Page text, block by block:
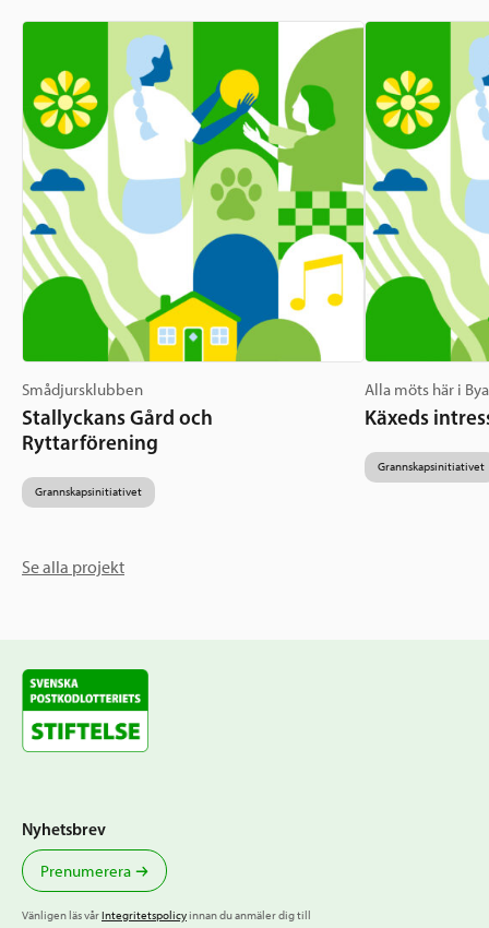
Smådjursklubben
Stallyckans Gård och
Ryttarförening
Grannskapsinitiativet
Alla möts här i
Käxeds
Grannskapsinitiativet
Se alla projekt
Nyhetsbrev
Prenumerera
Vänligen läs vårIntegritetspolicyinnan du anmäler dig till